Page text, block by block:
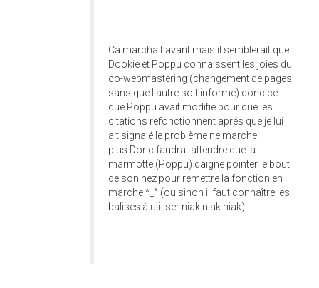
Ca marchait avant mais il semblerait que
Dookie et Poppu connaissent les joies du
co-webmastering (changement de pages
sans que l'autre soit informe) donc ce
que Poppu avait modifié pour que les
citations refonctionnent aprés que je lui
ait signalé le problème ne marche
plus.Donc faudrat attendre que la
marmotte (Poppu) daigne pointer le bout
de son nez pour remettre la fonction en
marche ^_^ (ou sinon il faut connaître les
balises à utiliser niak niak niak)